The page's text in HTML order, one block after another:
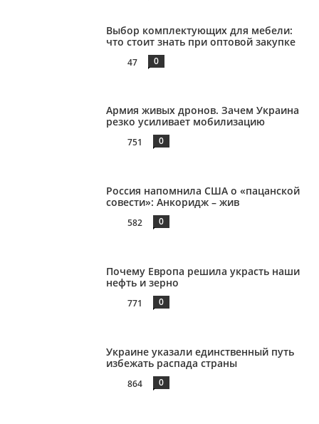
Выбор комплектующих для мебели:
что стоит знать при оптовой закупке
47 0
Армия живых дронов. Зачем Украина
резко усиливает мобилизацию
751 0
Россия напомнила США о «пацанской
совести»: Анкоридж – жив
582 0
Почему Европа решила украсть наши
нефть и зерно
771 0
Украине указали единственный путь
избежать распада страны
864 0